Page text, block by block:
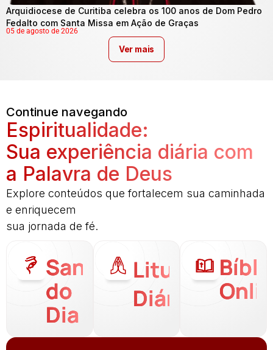
Arquidiocese de Curitiba celebra os 100 anos de Dom Pedro
Fedalto com Santa Missa em Ação de Graças
05 de agosto de 2026
Ver mais
Continue navegando
Espiritualidade:
Sua experiência diária com
a Palavra de Deus
Explore conteúdos que fortalecem sua caminhada
e enriquecem
sua jornada de fé.
Santo
do
Dia
Liturgia
Diária